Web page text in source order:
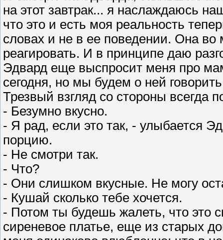
на этот завтрак... я наслаждаюсь
что это и есть моя реальность
словах и не в ее поведении. Она
реагировать. И в принципе даю
Эдвард еще выспросит меня про
сегодня, но мы будем о ней
Трезвый взгляд со стороны всегда
- Безумно вкусно.
- Я рад, если это так, - улыбается
порцию.
- Не смотри так.
- Что?
- Они слишком вкусные. Не могу
- Кушай cколько тебе хочется.
- Потом ты будешь жалеть, что это
сиреневое платье, еще из старых